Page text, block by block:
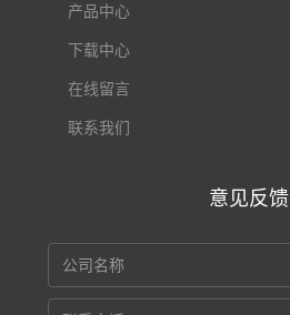
产品中心
下载中心
在线留言
联系我们
意见反馈